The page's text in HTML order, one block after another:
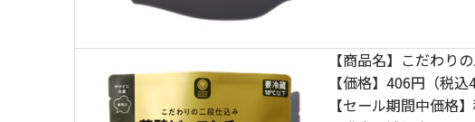
【商品名】こだわり
【価格】406円（税込
【セール期間中価格